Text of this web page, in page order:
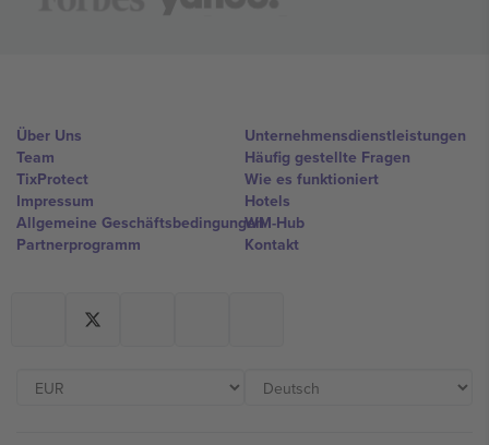
Über Uns
Team
TixProtect
Impressum
Allgemeine Geschäftsbedingungen
Partnerprogramm
Unternehmensdienstleistungen
Häufig gestellte Fragen
Wie es funktioniert
Hotels
WM-Hub
Kontakt